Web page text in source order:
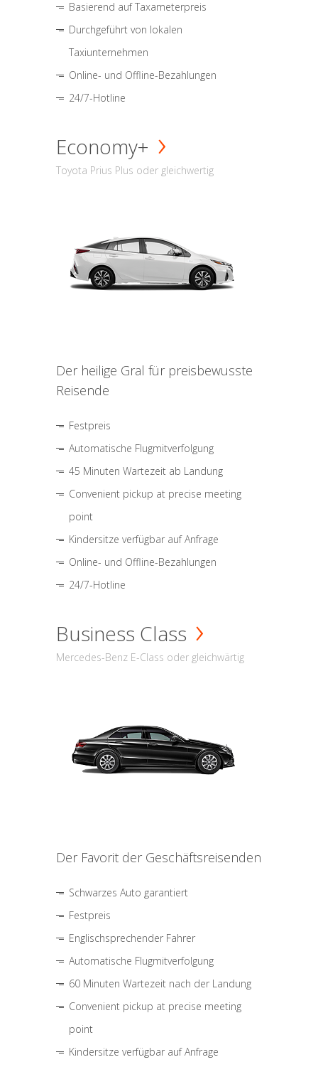
Basierend auf Taxameterpreis
Durchgeführt von lokalen
Taxiunternehmen
Online- und Offline-Bezahlungen
24/7-Hotline
Economy+
Toyota Prius Plus oder gleichwertig
Der heilige Gral für preisbewusste
Reisende
Festpreis
Automatische Flugmitverfolgung
45 Minuten Wartezeit ab Landung
Convenient pickup at precise meeting
point
Kindersitze verfügbar auf Anfrage
Online- und Offline-Bezahlungen
24/7-Hotline
Business Class
Mercedes-Benz E-Class oder gleichwärtig
Der Favorit der Geschäftsreisenden
Schwarzes Auto garantiert
Festpreis
Englischsprechender Fahrer
Automatische Flugmitverfolgung
60 Minuten Wartezeit nach der Landung
Convenient pickup at precise meeting
point
Kindersitze verfügbar auf Anfrage